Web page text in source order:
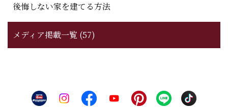
後悔しない家を建てる方法
メディア掲載一覧 (57)